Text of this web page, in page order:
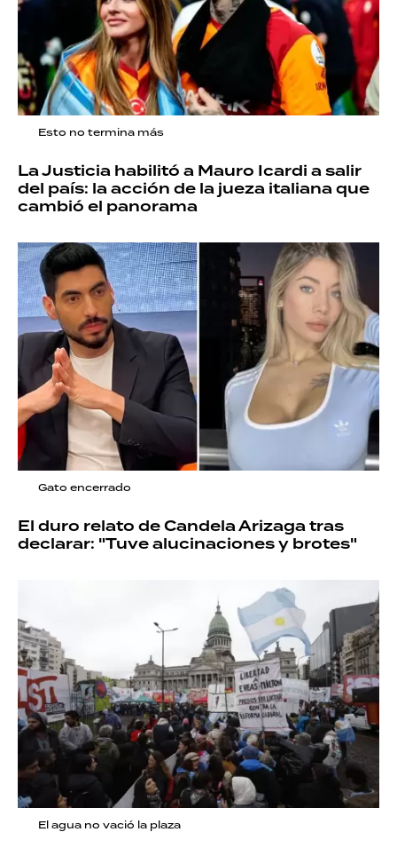
Esto no termina más
La Justicia habilitó a Mauro Icardi a salir
del país: la acción de la jueza italiana que
cambió el panorama
Gato encerrado
El duro relato de Candela Arizaga tras
declarar: "Tuve alucinaciones y brotes"
El agua no vació la plaza